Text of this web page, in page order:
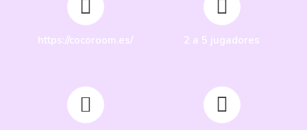
https://cocoroom.es/ 2 a 5 jugadores